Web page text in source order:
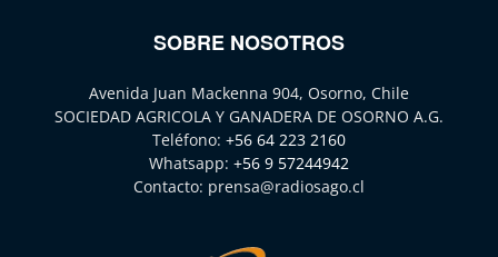
SOBRE NOSOTROS
Avenida Juan Mackenna 904, Osorno, Chile
SOCIEDAD AGRICOLA Y GANADERA DE OSORNO A.G.
Teléfono: +56 64 223 2160
Whatsapp: +56 9 57244942
Contacto: prensa@radiosago.cl